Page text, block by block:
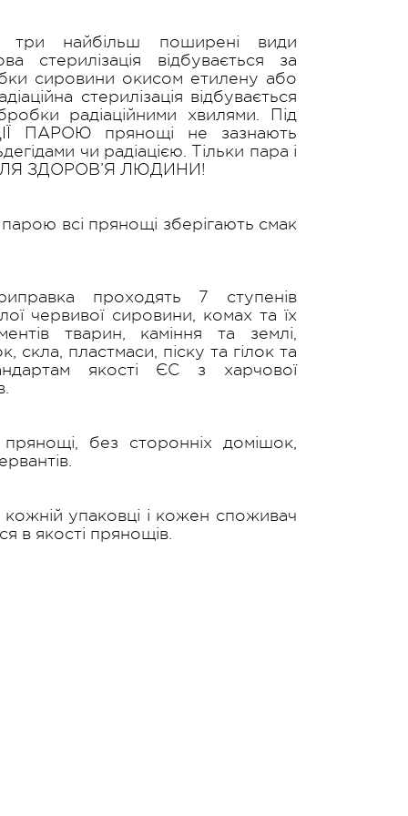
три найбільш поширені види
стерилізація відбувається за
сировини окисом етилену або
стерилізація відбувається
радіаційними хвилями. Під
ПАРОЮ прянощі не зазнають
чи радіацією. Тільки пара і
ЗДОРОВ’Я ЛЮДИНИ!
парою всі прянощі зберігають смак
проходять 7 ступенів
червивої сировини, комах та їх
тварин, каміння та землі,
скла, пластмаси, піску та гілок та
якості ЄС з харчової
прянощі, без сторонніх домішок,
упаковці і кожен споживач
в якості прянощів.